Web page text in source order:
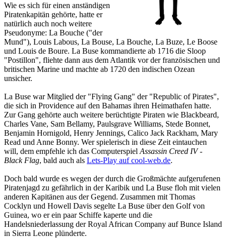
Wie es sich für einen anständigen
Piratenkapitän gehörte, hatte er
natürlich auch noch weitere
Pseudonyme: La Bouche ("der
Mund"), Louis Labous, La Bouse, La Bouche, La Buze, Le Boose
und Louis de Boure. La Buse kommandierte ab 1716 die Sloop
"Postillon", fliehte dann aus dem Atlantik vor der französischen und
britischen Marine und machte ab 1720 den indischen Ozean
unsicher.
La Buse war Mitglied der "Flying Gang" der "Republic of Pirates",
die sich in Providence auf den Bahamas ihren Heimathafen hatte.
Zur Gang gehörte auch weitere berüchtigte Piraten wie Blackbeard,
Charles Vane, Sam Bellamy, Paulsgrave Williams, Stede Bonnet,
Benjamin Hornigold, Henry Jennings, Calico Jack Rackham, Mary
Read und Anne Bonny. Wer spielerisch in diese Zeit eintauchen
will, dem empfehle ich das Computerspiel Assassin Creed IV -
Black Flag, bald auch als Lets-Play auf cool-web.de.
Doch bald wurde es wegen der durch die Großmächte aufgerufenen
Piratenjagd zu gefährlich in der Karibik und La Buse floh mit vielen
anderen Kapitänen aus der Gegend. Zusammen mit Thomas
Cocklyn und Howell Davis segelte La Buse über den Golf von
Guinea, wo er ein paar Schiffe kaperte und die
Handelsniederlassung der Royal African Company auf Bunce Island
in Sierra Leone plünderte.